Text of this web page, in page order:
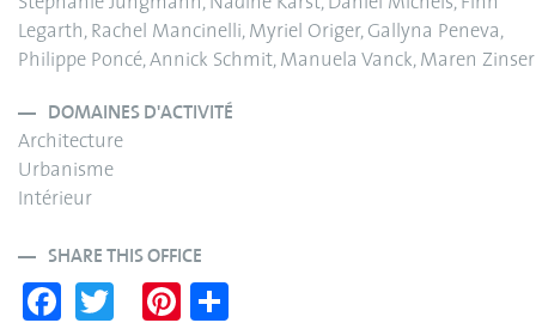
Legarth, Rachel Mancinelli, Myriel Origer, Gallyna Peneva,
Philippe Poncé, Annick Schmit, Manuela Vanck, Maren Zinser
DOMAINES D'ACTIVITÉ
Architecture
Urbanisme
Intérieur
SHARE THIS OFFICE
Fa Pi